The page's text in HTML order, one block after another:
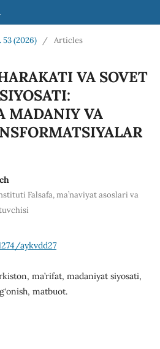
53 (2026) / Articles
VA SOVET
MADANIY VA
Falsafa, ma’naviyat asoslari va
aykvdd27
ma’rifat, madaniyat siyosati,
matbuot.